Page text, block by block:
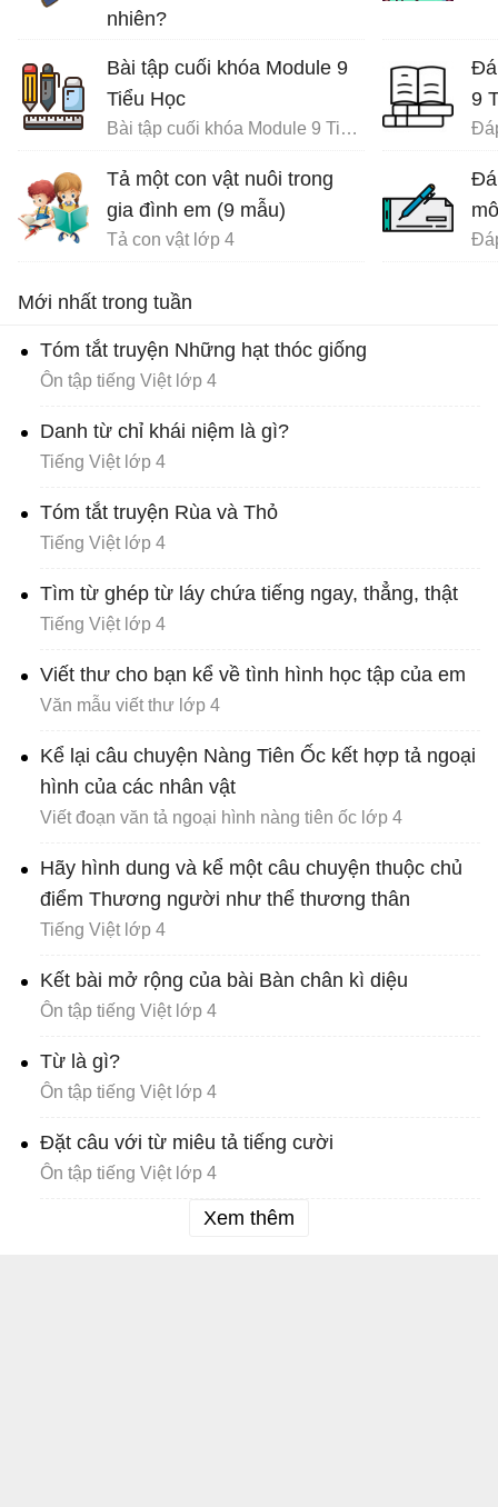
nhiên?
Bài tập cuối khóa Module 9
Tiểu Học
Bài tập cuối khóa Module 9 Tiểu Học đầy đủ
Tả một con vật nuôi trong
gia đình em (9 mẫu)
Tả con vật lớp 4
9
Mới nhất trong tuần
Tóm tắt truyện Những hạt thóc giống
Ôn tập tiếng Việt lớp 4
Danh từ chỉ khái niệm là gì?
Tiếng Việt lớp 4
Tóm tắt truyện Rùa và Thỏ
Tiếng Việt lớp 4
Tìm từ ghép từ láy chứa tiếng ngay, thẳng, thật
Tiếng Việt lớp 4
Viết thư cho bạn kể về tình hình học tập của em
Văn mẫu viết thư lớp 4
Kể lại câu chuyện Nàng Tiên Ốc kết hợp tả ngoại
hình của các nhân vật
Viết đoạn văn tả ngoại hình nàng tiên ốc lớp 4
Hãy hình dung và kể một câu chuyện thuộc chủ
điểm Thương người như thể thương thân
Tiếng Việt lớp 4
Kết bài mở rộng của bài Bàn chân kì diệu
Ôn tập tiếng Việt lớp 4
Từ là gì?
Ôn tập tiếng Việt lớp 4
Đặt câu với từ miêu tả tiếng cười
Ôn tập tiếng Việt lớp 4
Xem thêm